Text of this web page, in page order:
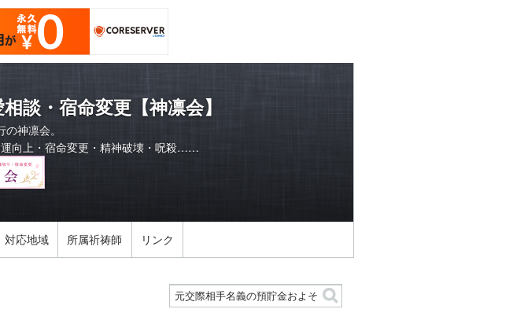
談・宿命変更【神凛会】
神凛会。
向上・宿命変更・精神破壊・呪殺……
対応地域 所属祈祷師 リンク